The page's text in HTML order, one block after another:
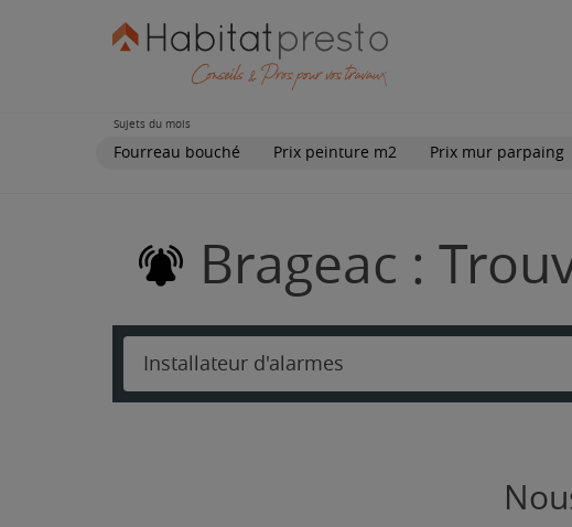
Sujets du mois
Fourreau bouché Prix peinture m2 Prix mur parpaing
Brageac :
Installateur d'alarmes